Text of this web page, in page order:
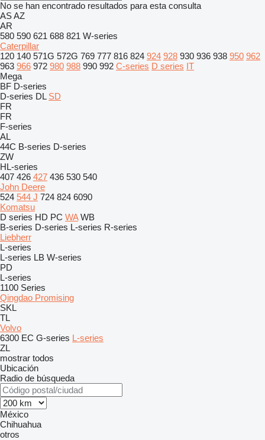
No se han encontrado resultados para esta consulta
ASAZ
AR
580 590 621 688 821 W-series
Caterpillar
120 140 571G 572G 769 777 816 824 924 928 930 936 938 950 962
963 966 972 980 988 990 992 C-series D series IT
Mega
BF D-series
D-series DL SD
FR
FR
F-series
AL
44C B-series D-series
ZW
HL-series
407 426 427 436 530 540
John Deere
524 544 J 724 824 6090
Komatsu
D series HD PC WA WB
B-series D-series L-series R-series
Liebherr
L-series
L-series LB W-series
PD
L-series
1100 Series
Qingdao Promising
SKL
TL
Volvo
6300 EC G-series L-series
ZL
mostrar todos
Ubicación
Radio de búsqueda
México
Chihuahua
otros